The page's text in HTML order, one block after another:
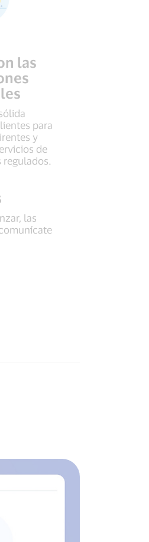
las
para
y
de
las